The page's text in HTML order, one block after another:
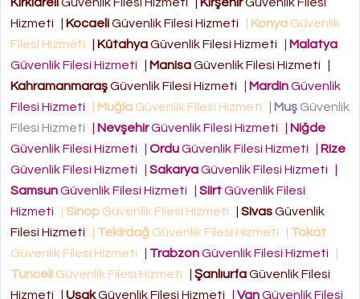
Hizmeti
KocaeliGüvenlik Filesi Hizmeti Konya Güvenlik
Filesi Hizmeti
KütahyaGüvenlik Filesi Hizmeti
Malatya
Güvenlik Filesi Hizmeti
ManisaGüvenlik Filesi Hizmeti
KahramanmaraşGüvenlik Filesi Hizmeti MardinGüvenlik
Filesi Hizmeti
Muğla Güvenlik Filesi Hizmeti Muş Güvenlik
Filesi Hizmeti
NevşehirGüvenlik Filesi Hizmeti
Niğde
Güvenlik Filesi Hizmeti
OrduGüvenlik Filesi Hizmeti
Rize
Güvenlik Filesi Hizmeti
SakaryaGüvenlik Filesi Hizmeti
SamsunGüvenlik Filesi Hizmeti SiirtGüvenlik Filesi
Hizmeti
Sinop Güvenlik Filesi Hizmeti SivasGüvenlik
Filesi Hizmeti
Tekirdağ Güvenlik Filesi Hizmeti
Tokat
Güvenlik Filesi Hizmeti
TrabzonGüvenlik Filesi Hizmeti
Tunceli Güvenlik Filesi Hizmeti ŞanlıurfaGüvenlik Filesi
Hizmeti
UşakGüvenlik Filesi Hizmeti VanGüvenlik Filesi